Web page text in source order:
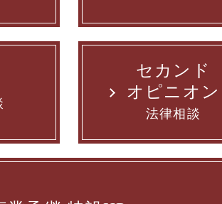
セカンド
オピニオン
法律相談